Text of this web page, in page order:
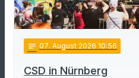
notes 07. August 2026 10:56
CSD in Nürnberg